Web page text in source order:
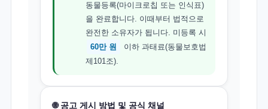
동물등록(마이크로칩 또는 인식표)
을 완료합니다. 이때부터 법적으로
완전한 소유자가 됩니다. 미등록 시
60만 원
이하 과태료(동물보호법
제101조).
🌐 공고 게시 방법 및 공식 채널